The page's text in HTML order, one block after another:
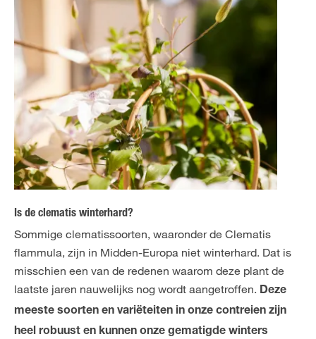
Is de clematis winterhard?
Sommige clematissoorten, waaronder de Clematis
flammula, zijn in Midden-Europa niet winterhard. Dat is
misschien een van de redenen waarom deze plant de
laatste jaren nauwelijks nog wordt aangetroffen. Deze
meeste soorten en variëteiten in onze contreien zijn
heel robuust en kunnen onze gematigde winters